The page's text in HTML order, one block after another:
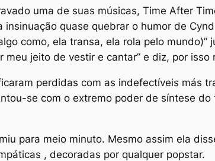
uma de suas músicas, Time After
quase quebrar o humor de
como, ela transa, ela rola pelo mundo)”
jeito de vestir e cantar” e diz, por isso
perdidas com as indefectíveis más
se com o extremo poder de síntese
para meio minuto. Mesmo assim ela
, decoradas por qualquer popstar.